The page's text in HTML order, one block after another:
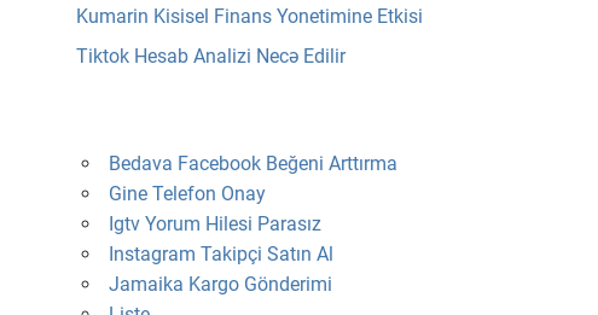
Kumarin Kisisel Finans Yonetimine Etkisi
Tiktok Hesab Analizi Necə Edilir
Bedava Facebook Beğeni Arttırma
Gine Telefon Onay
Igtv Yorum Hilesi Parasız
Instagram Takipçi Satın Al
Jamaika Kargo Gönderimi